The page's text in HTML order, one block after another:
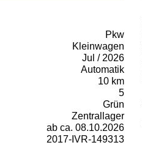
Pkw
Kleinwagen
Jul / 2026
Automatik
10 km
5
Grün
Zentrallager
ab ca. 08.10.2026
2017-IVR-149313